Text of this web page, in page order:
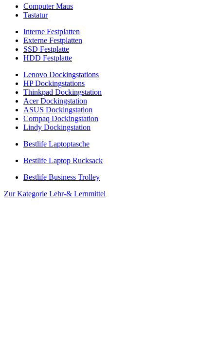
Computer Maus
Tastatur
Interne Festplatten
Externe Festplatten
SSD Festplatte
HDD Festplatte
Lenovo Dockingstations
HP Dockingstations
Thinkpad Dockingstation
Acer Dockingstation
ASUS Dockingstation
Compaq Dockingstation
Lindy Dockingstation
Bestlife Laptoptasche
Bestlife Laptop Rucksack
Bestlife Business Trolley
Zur Kategorie Lehr-& Lernmittel